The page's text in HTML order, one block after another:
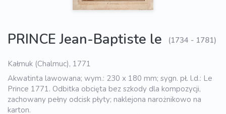
PRINCE Jean-Baptiste le (1734 - 1781)
Kałmuk (Chalmuc), 1771
Akwatinta lawowana; wym.: 230 x 180 mm; sygn. pł. l.d.: Le
Prince 1771. Odbitka obcięta bez szkody dla kompozycji,
zachowany pełny odcisk płyty; naklejona narożnikowo na
karton.